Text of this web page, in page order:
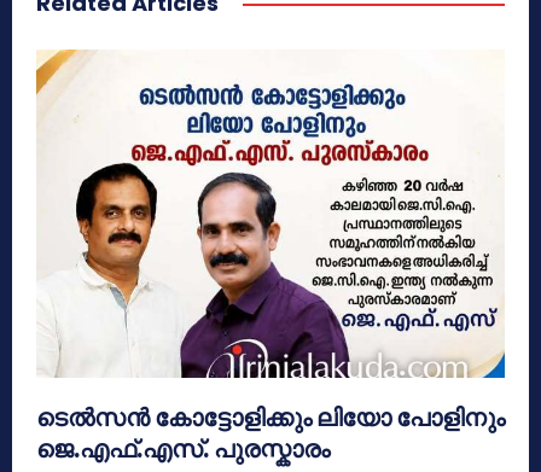
ടെൽസൻ കോട്ടോളിക്കും ലിയോ പോളിനും
ജെ.എഫ്.എസ്. പുരസ്കാരം